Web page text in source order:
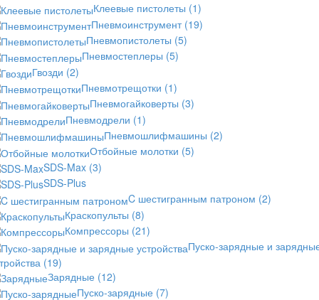
Клеевые пистолеты (1)
Пневмоинструмент (19)
Пневмопистолеты (5)
Пневмостеплеры (5)
Гвозди (2)
Пневмотрещотки (1)
Пневмогайковерты (3)
Пневмодрели (1)
Пневмошлифмашины (2)
Отбойные молотки (5)
SDS-Max (3)
SDS-Plus
C шестигранным патроном (2)
Краскопульты (8)
Компрессоры (21)
Пуско-зарядные и
(19)
Зарядные (12)
Пуско-зарядные (7)